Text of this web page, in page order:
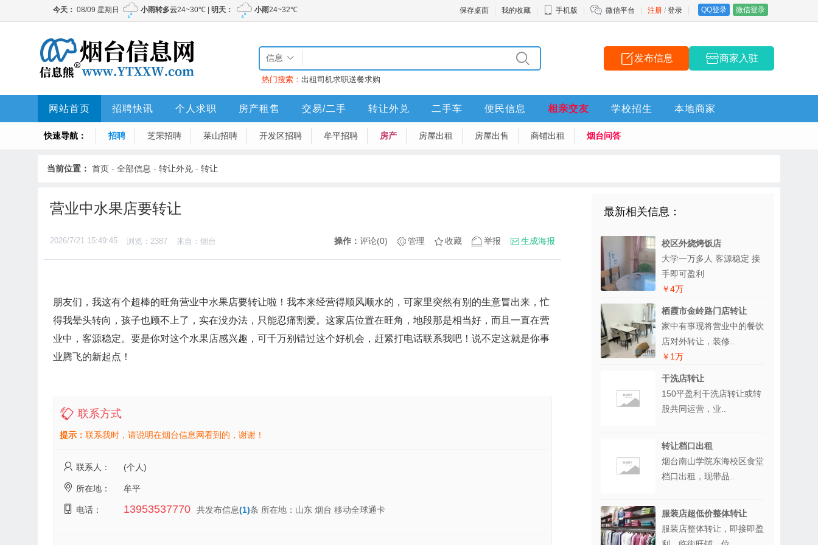
注册 / 登录 QQ登录 微信登录
保存桌面 我的收藏 手机版 微信平台
信息
热门搜索： 出租司机求职送餐求购
发布信息 商家入驻
网站首页 招聘快讯 个人求职 房产租售 交易/二手 转让外兑 二手车 便民信息 相亲交友 学校招生 本地商家
快速导航： 招聘 芝罘招聘 莱山招聘 开发区招聘 牟平招聘 房产 房屋出租 房屋出售 商铺出租 烟台问答
当前位置： 首页 - 全部信息 - 转让外兑 - 转让
营业中水果店要转让
2026/7/21 15:49:45 浏览：2387 来自：烟台 操作： 评论(0) 管理 收藏 举报 生成海报
朋友们，我这有个超棒的旺角营业中水果店要转让啦！我本来经营得顺风顺水的，可家里突然有别的生意冒出来，忙
得我晕头转向，孩子也顾不上了，实在没办法，只能忍痛割爱。这家店位置在旺角，地段那是相当好，而且一直在营
业中，客源稳定。要是你对这个水果店感兴趣，可千万别错过这个好机会，赶紧打电话联系我吧！说不定这就是你事
业腾飞的新起点！
联系方式
提示： 联系我时，请说明在烟台信息网看到的，谢谢！
联系人： (个人)
所在地： 牟平
电话： 13953537770 共发布信息(1)条 所在地：山东 烟台 移动全球通卡
最新相关信息：
校区外烧烤饭店
大学一万多人 客源稳定 接
手即可盈利
￥4万
栖霞市金岭路门店转让
家中有事现将营业中的餐饮
店对外转让，装修..
￥1万
干洗店转让
150平盈利干洗店转让或转
股共同运营，业..
转让档口出租
烟台南山学院东海校区食堂
档口出租，现带品..
服装店超低价整体转让
服装店整体转让，即接即盈